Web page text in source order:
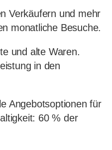
Verkäufern und mehr
monatliche Besuche.
und alte Waren.
in den
Angebotsoptionen für
60 % der